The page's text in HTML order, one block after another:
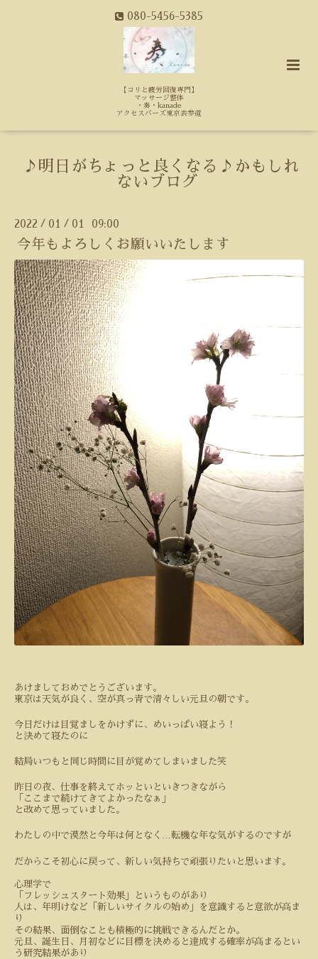
080-5456-5385
【コリと疲労回復専門】
マッサージ整体
・奏・kanade
アクセスバーズ東京表参道
♪明日がちょっと良くなる♪かもしれ
ないブログ
2022 / 01 / 01 09:00
今年もよろしくお願いいたします
あけましておめでとうございます。
東京は天気が良く、空が真っ青で清々しい元旦の朝です。
今日だけは目覚ましをかけずに、めいっぱい寝よう！
と決めて寝たのに
結局いつもと同じ時間に目が覚めてしまいました笑
昨日の夜、仕事を終えてホッといといきつきながら
「ここまで続けてきてよかったなぁ」
と改めて思っていました。
わたしの中で漠然と今年は何となく …転機な年な気がするのですが
だからこそ初心に戻って、新しい気持ちで頑張りたいと思います。
心理学で
「フレッシュスタート効果」というものがあり
人は、年明けなど「新しいサイクルの始め」を意識すると意欲が高ま
り
その結果、面倒なことも積極的に挑戦できるんだとか。
元旦、誕生日、月初などに目標を決めると達成する確率が高まるとい
う研究結果があり